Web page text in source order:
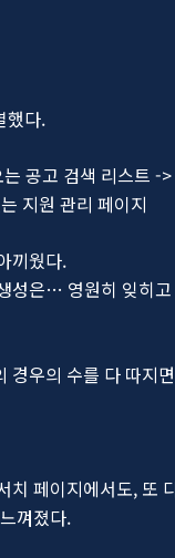
했다.
공고 검색 리스트
지원 관리 페이지
끼웠다.
성은… 영원히 잊히
경우의 수를 다 따지
페이지에서도,
껴졌다.